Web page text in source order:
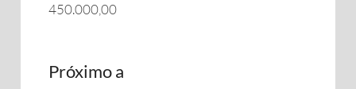
450.000,00
Próximo a